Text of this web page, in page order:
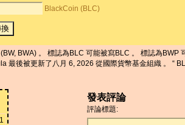
BlackCoin (BLC)
BWA) 。 標誌為BLC 可能被寫BLC 。 標誌為
後被更新了八月 6, 2026 從國際貨幣基金組織 。 “
發表評論
評論標題: